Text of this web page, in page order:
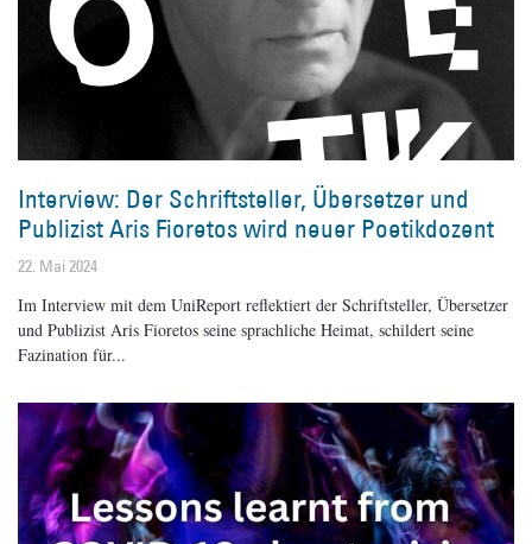
Interview: Der Schriftsteller, Übersetzer und
Publizist Aris Fioretos wird neuer Poetikdozent
22. Mai 2024
Im Interview mit dem UniReport reflektiert der Schriftsteller, Übersetzer
und Publizist Aris Fioretos seine sprachliche Heimat, schildert seine
Fazination für